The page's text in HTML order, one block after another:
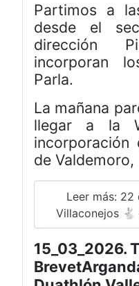
Partimos a
desde el
dirección
incorporan
Parla.
La mañana
llegar a la
incorporación
de Valdemoro,
Leer más:
Villaconejos
15_03_2026.